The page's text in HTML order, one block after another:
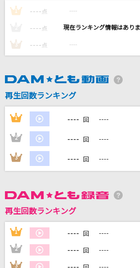
[生音]瞬き
back number
朱夏
LiSA
カラオケ最新情報をチェッ
1 ---- 点 ----
---- 点 ----
3 ---- 点 ----
再生回数ランキング
1 ---- 回 ----
2 ---- 回 ----
3 ---- 回 ----
再生回数ランキング
1 ---- 回 ----
2 ---- 回 ----
3 ----